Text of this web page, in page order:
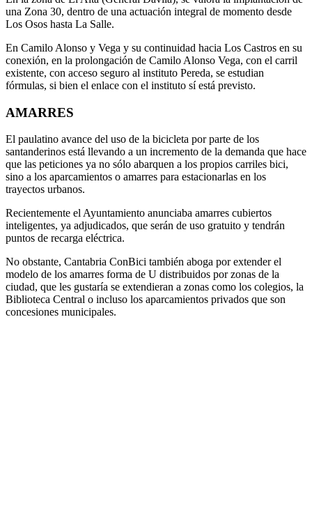
una Zona 30, dentro de una actuación integral de momento desde
Los Osos hasta La Salle.
En Camilo Alonso y Vega y su continuidad hacia Los Castros en su
conexión, en la prolongación de Camilo Alonso Vega, con el carril
existente, con acceso seguro al instituto Pereda, se estudian
fórmulas, si bien el enlace con el instituto sí está previsto.
AMARRES
El paulatino avance del uso de la bicicleta por parte de los
santanderinos está llevando a un incremento de la demanda que hace
que las peticiones ya no sólo abarquen a los propios carriles bici,
sino a los aparcamientos o amarres para estacionarlas en los
trayectos urbanos.
Recientemente el Ayuntamiento anunciaba amarres cubiertos
inteligentes, ya adjudicados, que serán de uso gratuito y tendrán
puntos de recarga eléctrica.
No obstante, Cantabria ConBici también aboga por extender el
modelo de los amarres forma de U distribuidos por zonas de la
ciudad, que les gustaría se extendieran a zonas como los colegios, la
Biblioteca Central o incluso los aparcamientos privados que son
concesiones municipales.